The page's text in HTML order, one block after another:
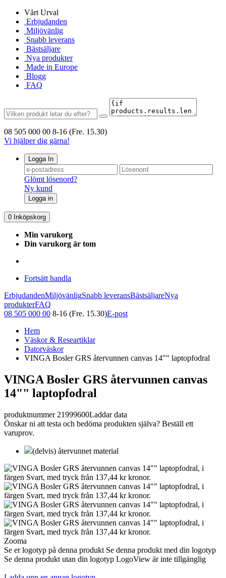
Vårt Urval
Erbjudanden
Miljövänlig
Snabb leverans
Bästsäljare
Nya produkter
Made in Europe
Blogg
FAQ
08 505 000 00 8-16 (Fre. 15.30)
Vi hjälper dig gärna!
Logga In
Glömt lösenord?
Ny kund
Logga in
0 Inköpskorg
Min varukorg
Din varukorg är tom
Fortsätt handla
ErbjudandenMiljövänligSnabb leveransBästsäljareNya
produkterFAQ
08 505 000 00 8-16 (Fre. 15.30)E-post
Hem
Väskor & Researtiklar
Datorväskor
VINGA Bosler GRS återvunnen canvas 14"" laptopfodral
VINGA Bosler GRS återvunnen canvas
14"" laptopfodral
produktnummer 21999600Laddar data
Önskar ni att testa och bedöma produkten själva? Beställ ett
varuprov.
(delvis) återvunnet material
Zooma
Se er logotyp på denna produkt Se denna produkt med din logotyp
Se denna produkt utan din logotyp LogoView är inte tillgänglig